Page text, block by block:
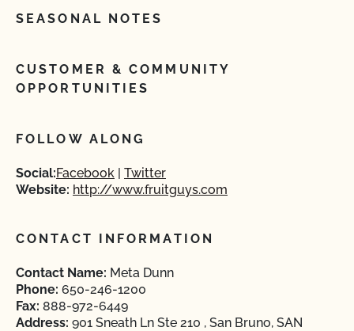
SEASONAL NOTES
CUSTOMER & COMMUNITY
OPPORTUNITIES
FOLLOW ALONG
Social:Facebook
Twitter
Website: http://www.fruitguys.com
CONTACT INFORMATION
Contact Name: Meta Dunn
Phone: 650-246-1200
Fax: 888-972-6449
Address: 901 Sneath Ln Ste 210 , San Bruno, SAN